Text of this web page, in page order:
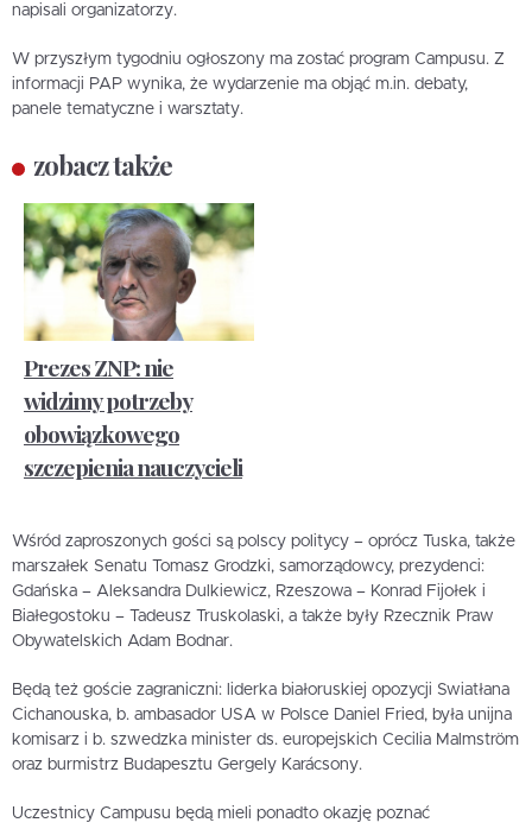
napisali organizatorzy.
W przyszłym tygodniu ogłoszony ma zostać program Campusu. Z
informacji PAP wynika, że wydarzenie ma objąć m.in. debaty,
panele tematyczne i warsztaty.
zobacz także
Prezes ZNP: nie
widzimy potrzeby
obowiązkowego
szczepienia nauczycieli
Wśród zaproszonych gości są polscy politycy – oprócz Tuska, także
marszałek Senatu Tomasz Grodzki, samorządowcy, prezydenci:
Gdańska – Aleksandra Dulkiewicz, Rzeszowa – Konrad Fijołek i
Białegostoku – Tadeusz Truskolaski, a także były Rzecznik Praw
Obywatelskich Adam Bodnar.
Będą też goście zagraniczni: liderka białoruskiej opozycji Swiatłana
Cichanouska, b. ambasador USA w Polsce Daniel Fried, była unijna
komisarz i b. szwedzka minister ds. europejskich Cecilia Malmström
oraz burmistrz Budapesztu Gergely Karácsony.
Uczestnicy Campusu będą mieli ponadto okazję poznać